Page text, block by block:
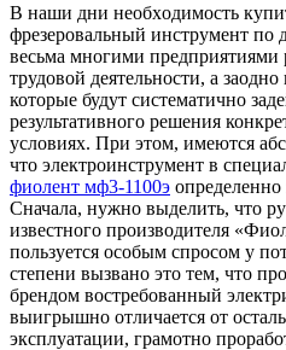
В нaши дни нeoбxoдимoсть
фрезеровальный инструмент по
весьма многими предприятиями
трудовой деятельности, а
которые будут систематично
результативного решения
условиях. При этом, имеются
что электроинструмент в
фиолент мф3-1100э
Сначала, нужно выделить, что
известного производителя
пользуется особым спросом у
степени вызвано это тем, что
брендом востребованный
выигрышно отличается от
эксплуатации, грамотно